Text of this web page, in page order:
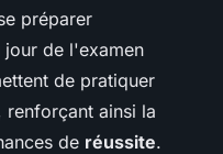
préparer
jour de l'examen
de pratiquer
renforçant ainsi la
de réussite.